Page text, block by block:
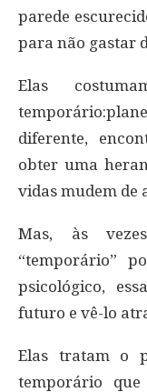
parede
para não gastar
Elas
diferente,
obter uma
vidas mudem de
Mas, às
“temporário”
psicológico,
futuro e vê-lo
Elas tratam o
temporário